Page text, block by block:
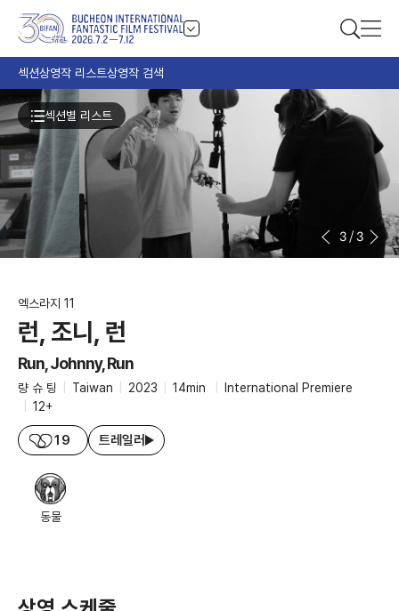
섹션상영작 리스트상영작 검색
3/3
엑스라지 11
런, 조니, 런
Run, Johnny, Run
량 슈 팅 Taiwan 2023 14min
International Premiere
12+
19 트레일러
섹션별 리스트
동물